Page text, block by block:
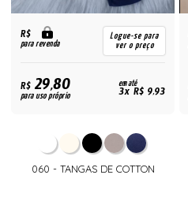
R$
para revenda
Logue-se para
ver o preço
R$29,80
para uso próprio
em até
3x R$ 9,93
060 - TANGAS DE COTTON